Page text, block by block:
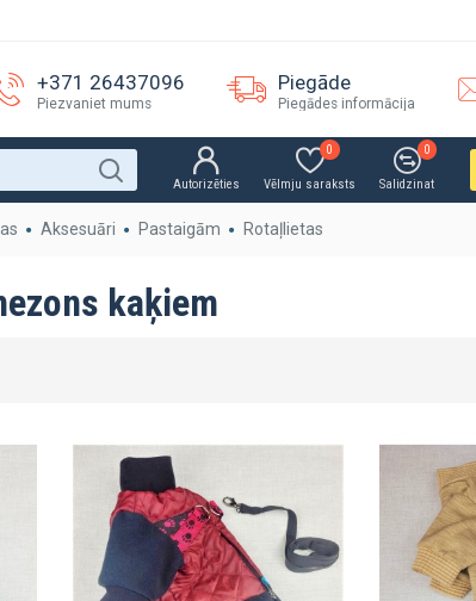
+371 26437096
Piezvaniet mums
Piegāde
Piegādes informācija
Autorizēties Vēlmju saraksts
0
Salidzinat
0
Aksesuāri Pastaigām Rotaļlietas
kaķiem